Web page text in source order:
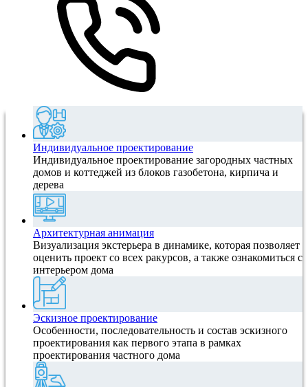
Индивидуальное проектирование
Индивидуальное проектирование загородных частных
домов и коттеджей из блоков газобетона, кирпича и
дерева
Архитектурная анимация
Визуализация экстерьера в динамике, которая позволяет
оценить проект со всех ракурсов, а также ознакомиться с
интерьером дома
Эскизное проектирование
Особенности, последовательность и состав эскизного
проектирования как первого этапа в рамках
проектирования частного дома